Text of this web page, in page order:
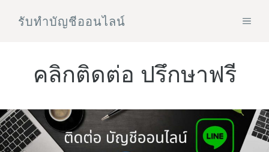
รับทําบัญชีออนไลน์
คลิกติดต่อ ปรึกษาฟรี